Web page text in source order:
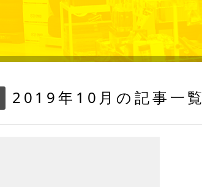
2019年10月の記事一覧